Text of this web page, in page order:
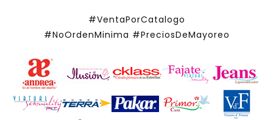
#VentaPorCatalogo
#NoOrdenMinima #PreciosDeMayoreo